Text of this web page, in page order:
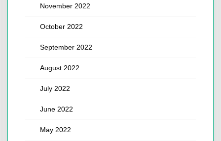
November 2022
October 2022
September 2022
August 2022
July 2022
June 2022
May 2022